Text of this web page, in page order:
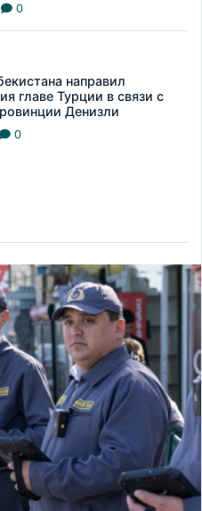
0
направил
главе Турции в связи с
Денизли
0